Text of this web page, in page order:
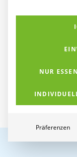
Kontakt /
Newsletter-Abo
von
NUR
Präferenzen